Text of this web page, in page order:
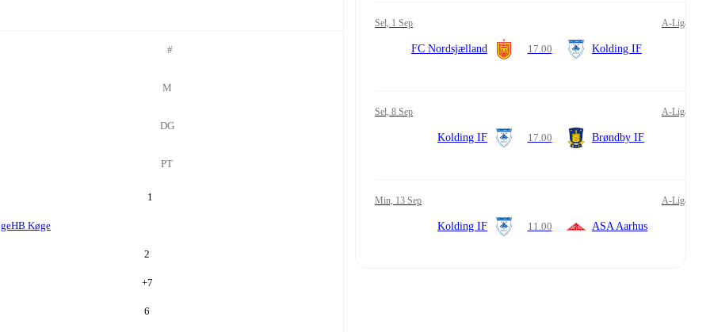
#
M
DG
PT
1
HB Køge
2
+7
6
Sel, 1 Sep A-Liga
FC Nordsjælland 17.00 Kolding IF
Sel, 8 Sep A-Liga
Kolding IF 17.00 Brøndby IF
Min, 13 Sep A-Liga
Kolding IF 11.00 ASA Aarhus